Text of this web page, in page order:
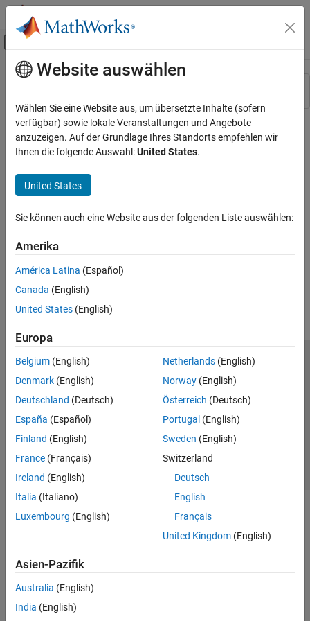
Weiter zum Inhalt
Umschaltung für Off-Canvas-
Ressource
Hauptinhalt
Website auswählen
Wählen Sie eine Website aus, um übersetzte Inhalte (sofern
verfügbar) sowie lokale Veranstaltungen und Angebote
anzuzeigen. Auf der Grundlage Ihres Standorts empfehlen wir
Ihnen die folgende Auswahl:United States.
United States
Sie können auch eine Website aus der folgenden Liste auswählen:
Amerika
América Latina (Español)
Canada (English)
United States (English)
Europa
Belgium (English)
Denmark (English)
Deutschland (Deutsch)
España (Español)
Finland (English)
France (Français)
Ireland (English)
Italia (Italiano)
Luxembourg (English)
Netherlands(English)
Norway(English)
Österreich (Deutsch)
Portugal (English)
Sweden (English)
Switzerland
Deutsch
English
Français
United Kingdom(English)
Asien-Pazifik
Australia (English)
India (English)
Trust Center
Datenschutz-Richtlinien
Datendiebstahl verhindern
Status von Anwendungen
© 1994-2026 The MathWorks, Inc.
Website auswählen
Deutschland